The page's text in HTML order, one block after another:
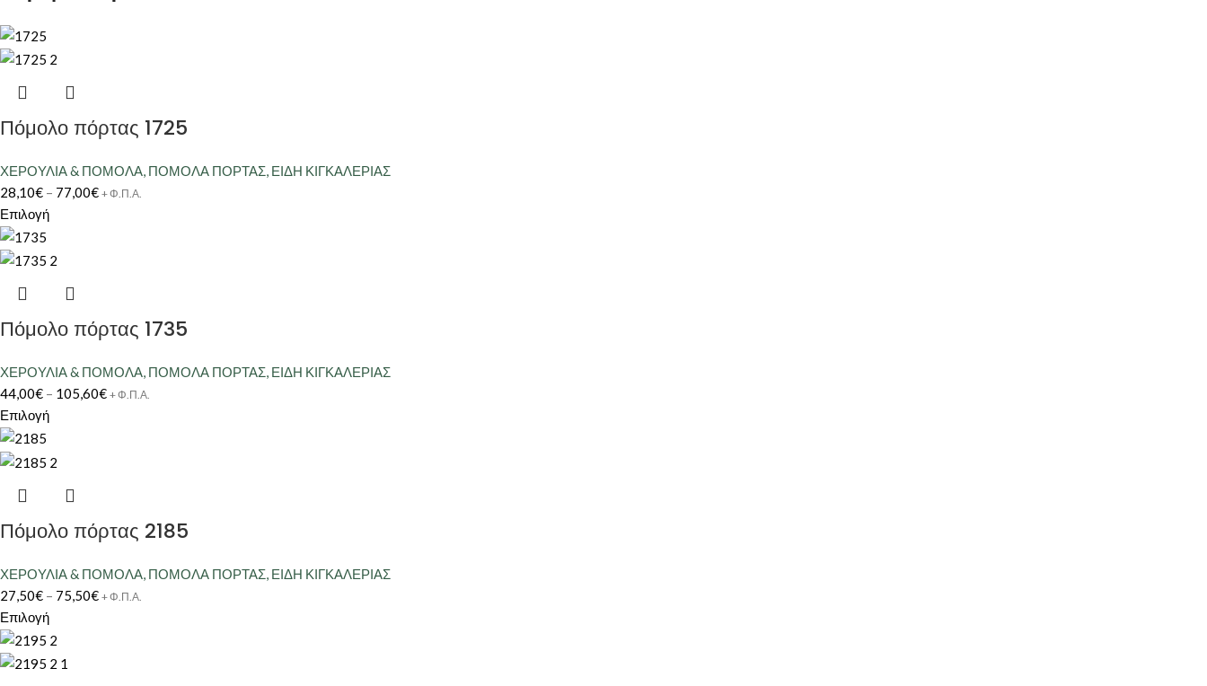
Πόμολο πόρτας 1725
ΧΕΡΟΥΛΙΑ & ΠΟΜΟΛΑ, ΠΟΜΟΛΑ ΠΟΡΤΑΣ, ΕΙΔΗ ΚΙΓΚΑΛΕΡΙΑΣ
28,10€ – 77,00€ + Φ.Π.Α.
Επιλογή
Πόμολο πόρτας 1735
ΧΕΡΟΥΛΙΑ & ΠΟΜΟΛΑ, ΠΟΜΟΛΑ ΠΟΡΤΑΣ, ΕΙΔΗ ΚΙΓΚΑΛΕΡΙΑΣ
44,00€ – 105,60€ + Φ.Π.Α.
Επιλογή
Πόμολο πόρτας 2185
ΧΕΡΟΥΛΙΑ & ΠΟΜΟΛΑ, ΠΟΜΟΛΑ ΠΟΡΤΑΣ, ΕΙΔΗ ΚΙΓΚΑΛΕΡΙΑΣ
27,50€ – 75,50€ + Φ.Π.Α.
Επιλογή